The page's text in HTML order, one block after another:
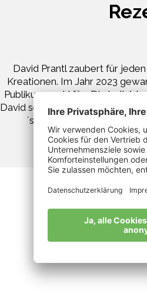
David Prantl zaubert für
Kreationen. Im Jahr 2023
Publikumswahl für „Die
David seine Gäste jede Woche
´s kühler wird, genießt